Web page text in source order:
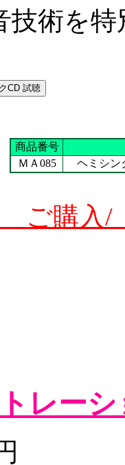
技術を
商品番号
ＭＡ085
ヘミシン
ご購入/
レー